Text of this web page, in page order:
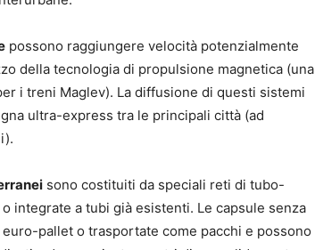
possono raggiungere velocità potenzialmente
della tecnologia di propulsione magnetica (una
i treni Maglev). La diffusione di questi sistemi
ultra-express tra le principali città (ad
sono costituiti da speciali reti di tubo-
integrate a tubi già esistenti. Le capsule senza
pallet o trasportate come pacchi e possono